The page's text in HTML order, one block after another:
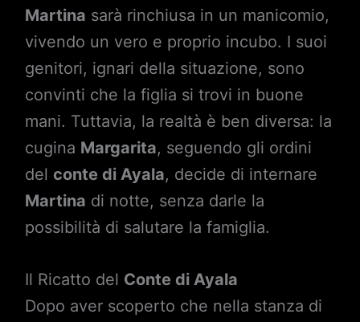
Martina sarà rinchiusa in un manicomio,
vivendo un vero e proprio incubo. I suoi
genitori, ignari della situazione, sono
convinti che la figlia si trovi in buone
mani. Tuttavia, la realtà è ben diversa: la
cugina Margarita, seguendo gli ordini
del conte di Ayala, decide di internare
Martina di notte, senza darle la
possibilità di salutare la famiglia.
Il Ricatto del Conte di Ayala
Dopo aver scoperto che nella stanza di